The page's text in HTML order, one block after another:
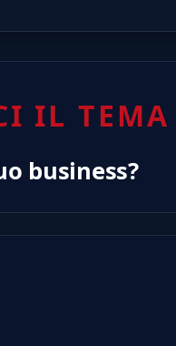
IL TEMA
business?